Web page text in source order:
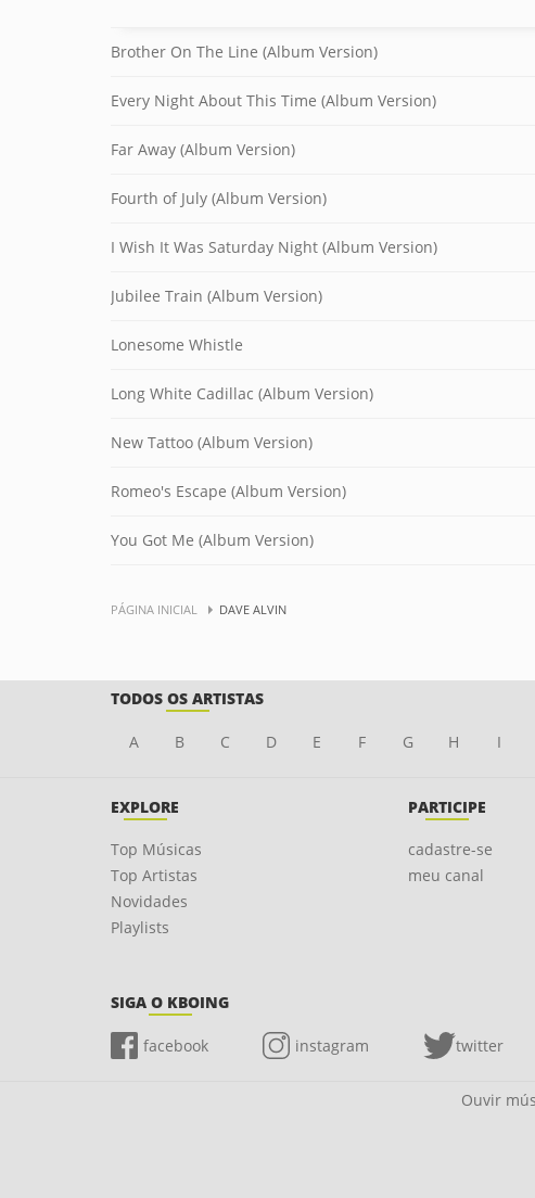
Brother On The Line (Album Version)
Every Night About This Time (Album Version)
Far Away (Album Version)
Fourth of July (Album Version)
I Wish It Was Saturday Night (Album Version)
Jubilee Train (Album Version)
Lonesome Whistle
Long White Cadillac (Album Version)
New Tattoo (Album Version)
Romeo's Escape (Album Version)
You Got Me (Album Version)
PÁGINA INICIAL DAVE ALVIN
TODOS OS ARTISTAS
A B C D E F G H I
EXPLORE
Top Músicas
Top Artistas
Novidades
Playlists
PARTICIPE
cadastre-se
meu canal
SIGA O KBOING
facebook instagram twitter
Ouvir